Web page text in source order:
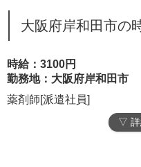
大阪府岸和田市の
時給：3100円
勤務地：大阪府岸和田市
薬剤師[派遣社員]
▽ 詳